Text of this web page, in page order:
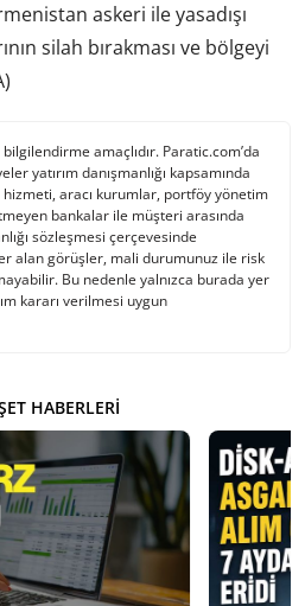
askeri ile yasadışı
silah bırakması ve bölgeyi
amaçlıdır. Paratic.com’da
yatırım danışmanlığı kapsamında
hizmeti, aracı kurumlar, portföy yönetim
bankalar ile müşteri arasında
sözleşmesi çerçevesinde
alan görüşler, mali durumunuz ile risk
Bu nedenle yalnızca burada yer
kararı verilmesi uygun
HABERLERI